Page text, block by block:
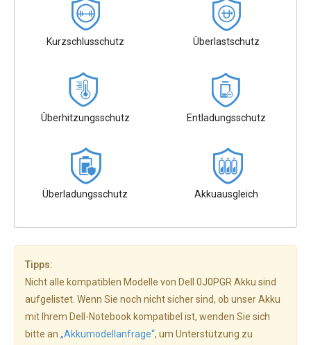
Kurzschlusschutz Überlastschutz
Überhitzungsschutz Entladungsschutz
Überladungsschutz Akkuausgleich
Tipps:
Nicht alle kompatiblen Modelle von Dell 0J0PGR Akku sind
aufgelistet. Wenn Sie noch nicht sicher sind, ob unser Akku
mit Ihrem Dell-Notebook kompatibel ist, wenden Sie sich
bitte an „Akkumodellanfrage“, um Unterstützung zu